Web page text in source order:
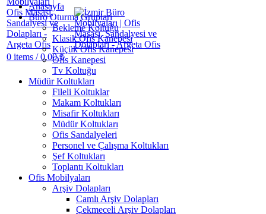
0 items / 0.00₺
Anasayfa
Büro Oturma Grupları
Bekleme Koltuğu
Klasik Ofis Kanepesi
Küçük Ofis Kanepesi
Ofis Kanepesi
Tv Koltuğu
Müdür Koltukları
Fileli Koltuklar
Makam Koltukları
Misafir Koltukları
Müdür Koltukları
Ofis Sandalyeleri
Personel ve Çalışma Koltukları
Şef Koltukları
Toplantı Koltukları
Ofis Mobilyaları
Arşiv Dolapları
Camlı Arşiv Dolapları
Çekmeceli Arşiv Dolapları